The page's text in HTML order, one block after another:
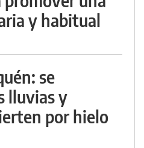
y habitual
se
lluvias y
por hielo